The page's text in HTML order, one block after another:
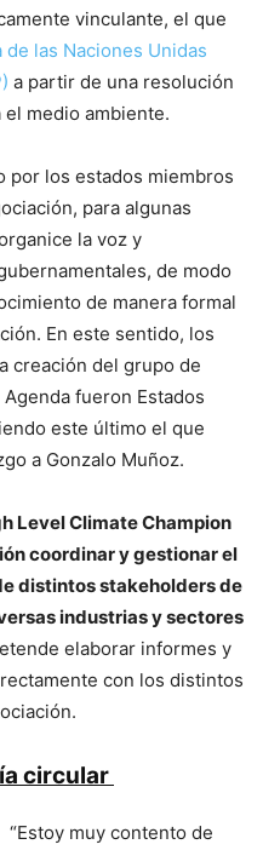
vinculante, el que
de las Naciones Unidas
a partir de una resolución
el medio ambiente.
por los estados miembros
para algunas
la voz y
de modo
de manera formal
En este sentido, los
creación del grupo de
fueron Estados
este último el que
a Gonzalo Muñoz.
Level Climate Champion
coordinar y gestionar el
distintos stakeholders de
industrias y sectores
elaborar informes y
con los distintos
circular
“Estoy muy contento de